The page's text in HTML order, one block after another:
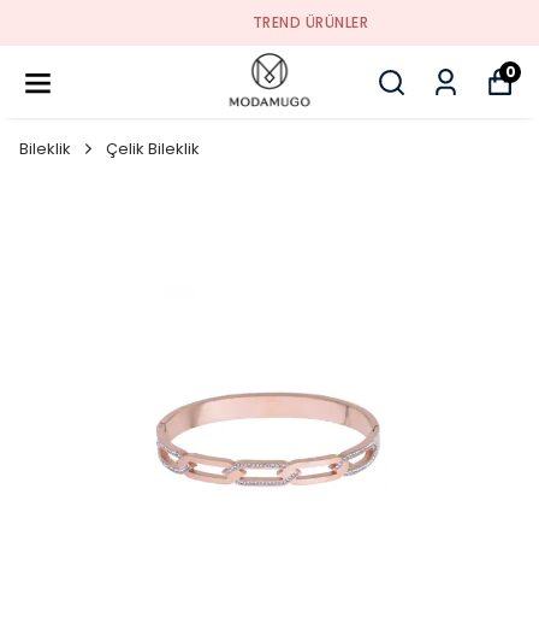
TREND ÜRÜNLER
0
Bileklik Çelik Bileklik